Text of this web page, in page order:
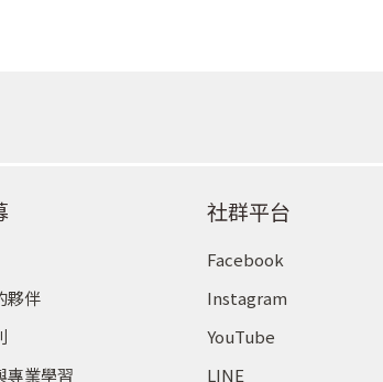
夥伴
專業學習
社群平台
Facebook
Instagram
YouTube
LINE